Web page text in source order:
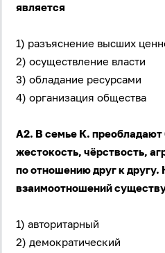
является
1) разъяснение высших
2) осуществление власти
3) обладание ресурсами
4) организация общества
А2. В семье К.
жестокость, чёрствость,
по отношению друг к другу.
взаимоотношений
1) авторитарный
2) демократический